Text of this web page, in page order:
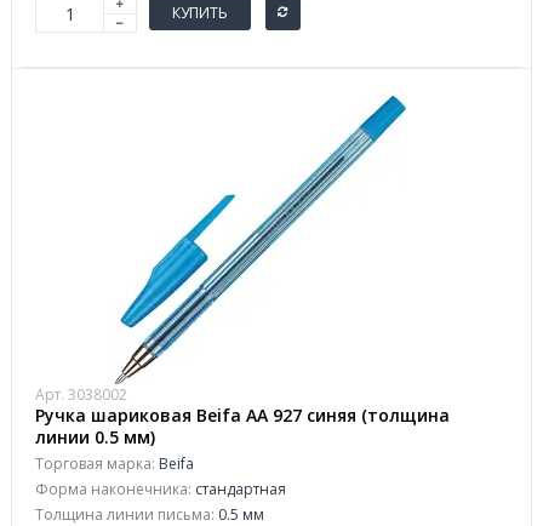
КУПИТЬ
Арт. 3038002
Ручка шариковая Beifa AA 927 синяя (толщина
линии 0.5 мм)
Торговая марка: Beifa
Форма наконечника: стандартная
Толщина линии письма: 0.5 мм